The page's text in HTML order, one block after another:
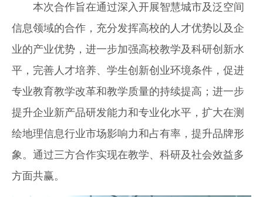
本次合作旨在通过深入开展智慧城市及泛空间
信息领域的合作，充分发挥高校的人才优势以及企
业的产业优势，进一步加强高校教学及科研创新水
平，完善人才培养、学生创新创业环境条件，促进
专业教育教学改革和教学质量的持续提高；进一步
提升企业新产品研发能力和专业化水平，扩大在测
绘地理信息行业市场影响力和占有率，提升品牌形
象。通过三方合作实现在教学、科研及社会效益多
方面共赢。